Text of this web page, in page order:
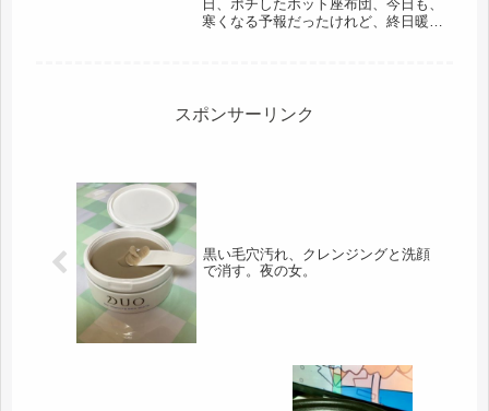
日、ポチしたホット座布団、今日も、
寒くなる予報だったけれど、終日暖か
ぬ...
スポンサーリンク
黒い毛穴汚れ、クレンジングと洗顔
で消す。夜の女。